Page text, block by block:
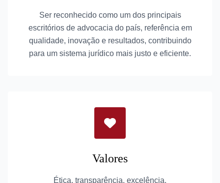
Ser reconhecido como um dos principais
escritórios de advocacia do país, referência em
qualidade, inovação e resultados, contribuindo
para um sistema jurídico mais justo e eficiente.
Valores
Ética, transparência, excelência,